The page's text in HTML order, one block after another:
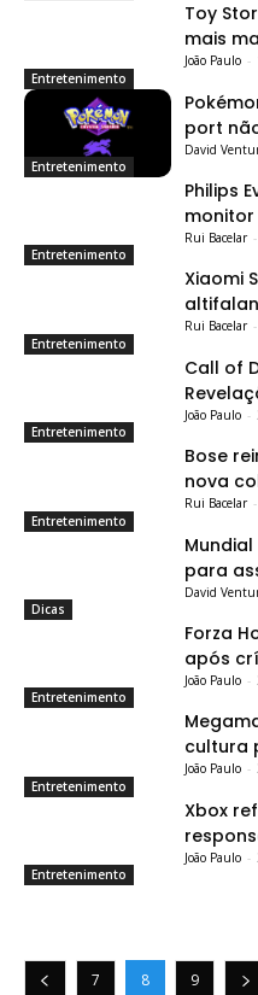
Entretenimento
Toy
mais
João Paulo -
Entretenimento
port
David
Entretenimento
Philips
monitor
Rui Bacelar -
Entretenimento
Xiaomi
Rui Bacelar -
Entretenimento
Call of
João Paulo -
Entretenimento
Bose
nova
Rui Bacelar -
Dicas
para
David
Entretenimento
Forza
após
João Paulo -
Entretenimento
cultura
João Paulo -
Entretenimento
Xbox
João Paulo -
7 8 9